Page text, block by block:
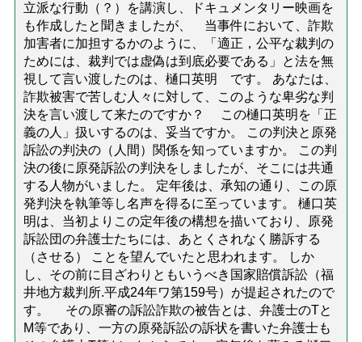
立派な行動（？）を講演し、ドキュメンタリー映画を
も作成したと聞きましたが、 当事件において、詐欺
加害者に加担するかのように、「適正，公平な裁判の
ためには、裁判では虚偽は到底必要である」と法を無
視して言い渡したのは、樋口英明 です。 あなたは、
詐欺被害で苦しむ人々に対して、このような卑劣な判
決を言い渡して来たのですか？ この樋口英明を「正
義の人」扱いするのは、妥当ですか。 この判決と原発
訴訟の判決の（人間）関係を知っていますか。 この判
決の後に原発訴訟の判決をしましたが、そこには共通
する人物がいました。 定年後は、承知の通り、この原
発判決を執筆等し名声を得るに至っています。 樋口英
明は、当初よりこの定年後の構想を描いており、原発
訴訟団の弁護士たちには、あとくされなく勝訴する
（させる） ことを望んでいたと思われます。 しか
し、その前に目ざわりともいうべき国家賠償訴訟（福
井地方裁判所.平成24年ワ第159号）が提起されたので
す。 その原審の訴訟詐欺の被告とは、弁護士のTと
M等であり、一方の原発訴訟の訴状を書いた弁護士も